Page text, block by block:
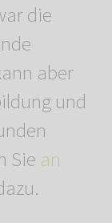
die
aber
und
Sie an